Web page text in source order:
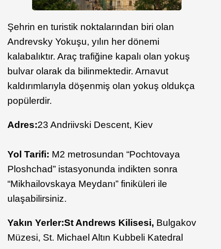
Şehrin en turistik noktalarından biri olan
Andrevsky Yokuşu, yılın her dönemi
kalabalıktır. Araç trafiğine kapalı olan yokuş
bulvar olarak da bilinmektedir. Arnavut
kaldırımlarıyla döşenmiş olan yokuş oldukça
popülerdir.
Adres:23 Andriivski Descent, Kiev
Yol Tarifi: M2 metrosundan “Pochtovaya
Ploshchad” istasyonunda indikten sonra
“Mikhailovskaya Meydanı” finiküleri ile
ulaşabilirsiniz.
Yakın Yerler:St Andrews Kilisesi, Bulgakov
Müzesi, St. Michael Altın Kubbeli Katedral